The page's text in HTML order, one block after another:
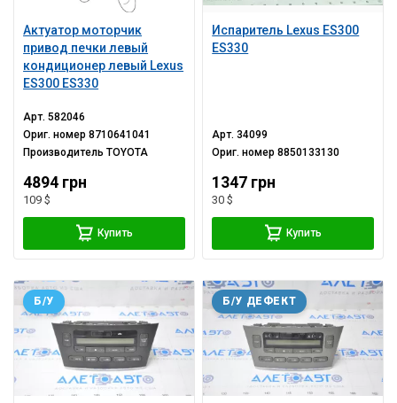
Актуатор моторчик
привод печки левый
кондиционер левый Lexus
ES300 ES330
Арт.582046
Ориг. номер8710641041
ПроизводительTOYOTA
4894 грн
109 $
Купить
Испаритель Lexus ES300
ES330
Арт.34099
Ориг. номер8850133130
1347 грн
30 $
Купить
Б/У Б/У ДЕФЕКТ